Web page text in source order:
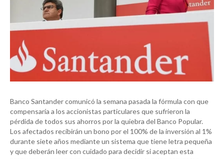
Banco Santander comunicó la semana pasada la fórmula con que
compensaría a los accionistas particulares que sufrieron la
pérdida de todos sus ahorros por la quiebra del Banco Popular.
Los afectados recibirán un bono por el 100% de la inversión al 1%
durante siete años mediante un sistema que tiene letra pequeña
y que deberán leer con cuidado para decidir si aceptan esta